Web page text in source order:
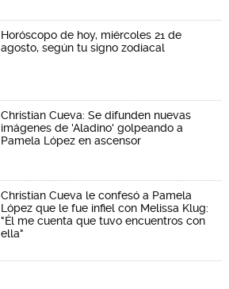
Horóscopo de hoy, miércoles 21 de
agosto, según tu signo zodiacal
Christian Cueva: Se difunden nuevas
imágenes de 'Aladino' golpeando a
Pamela López en ascensor
Christian Cueva le confesó a Pamela
López que le fue infiel con Melissa Klug:
"Él me cuenta que tuvo encuentros con
ella"